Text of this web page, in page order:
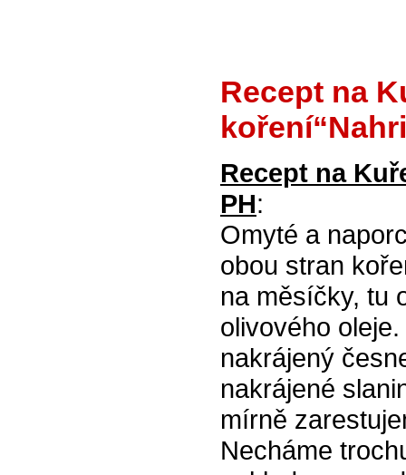
Recept na
Recept na
PH:
Omyté a
obou stran
na měsíčky, tu
olivového
nakrájený
nakrájené
mírně
Necháme